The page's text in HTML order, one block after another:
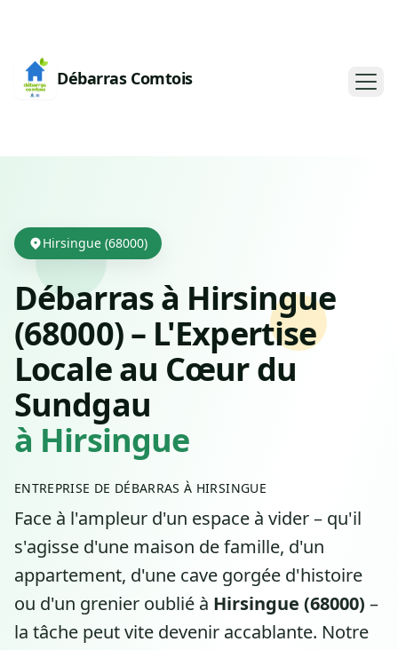
Débarras Comtois
Hirsingue (68000)
Débarras à Hirsingue
(68000) – L'Expertise
Locale au Cœur du
Sundgau
à Hirsingue
ENTREPRISE DE DÉBARRAS À HIRSINGUE
Face à l'ampleur d'un espace à vider – qu'il
s'agisse d'une maison de famille, d'un
appartement, d'une cave gorgée d'histoire
ou d'un grenier oublié à Hirsingue (68000) –
la tâche peut vite devenir accablante. Notre